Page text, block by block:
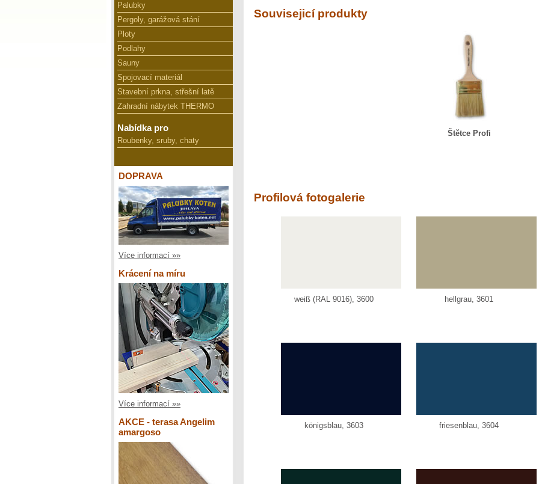
Palubky
Pergoly, garážová stání
Ploty
Podlahy
Sauny
Spojovací materiál
Stavební prkna, střešní latě
Zahradní nábytek THERMO
Nabídka pro
Roubenky, sruby, chaty
DOPRAVA
Více informací »»
Krácení na míru
Více informací »»
AKCE - terasa Angelim
amargoso
Souvisejicí produkty
Štětce Profi
Profilová fotogalerie
weiß (RAL 9016), 3600 hellgrau, 3601
königsblau, 3603 friesenblau, 3604